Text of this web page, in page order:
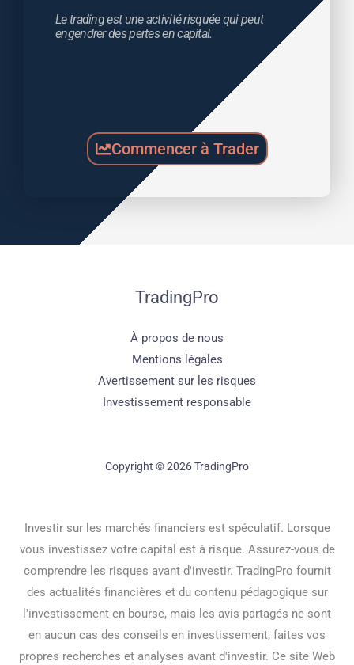
Le trading est une activité risquée qui peut
engendrer des pertes en capital.
Commencer à Trader
TradingPro
À propos de nous
Mentions légales
Avertissement sur les risques
Investissement responsable
Copyright © 2026 TradingPro
Investir sur les marchés financiers est spéculatif. Lorsque
vous investissez votre capital est à risque. Assurez-vous de
comprendre les risques avant d'investir. TradingPro fournit
des actualités financières et du contenu pédagogique sur
l'investissement en bourse, mais les avis partagés ne sont
en aucun cas des conseils en investissement, faites vos
propres recherches et analyses avant d'investir. Ce site Web